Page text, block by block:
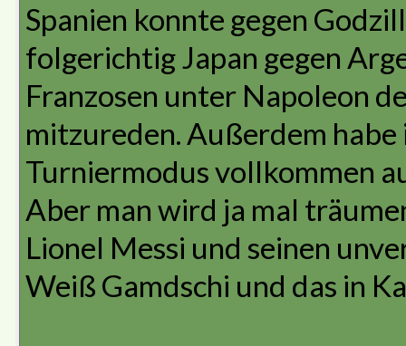
Spanien konnte gegen
folgerichtig Japan gegen
Franzosen unter Napoleon
mitzureden. Außerdem habe
Turniermodus vollkommen
Aber man wird ja mal
Lionel Messi und seinen
Weiß Gamdschi und das in